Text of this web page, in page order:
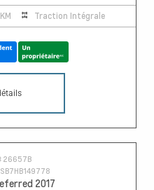
Traction Intégrale
26657B
2017